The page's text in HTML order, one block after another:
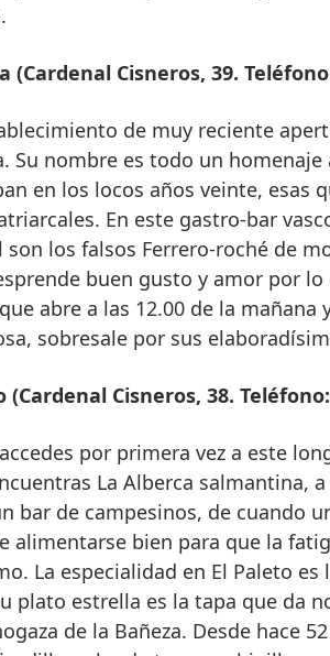
(Cardenal Cisneros, 39.
de muy reciente
Su nombre es todo un
en los locos años veinte, esas
En este gastro-bar
son los falsos Ferrero-roché de
buen gusto y amor por
abre a las 12.00 de la mañana
sobresale por sus
(Cardenal Cisneros, 38.
por primera vez a este
La Alberca salmantina,
bar de campesinos, de cuando
alimentarse bien para que la
La especialidad en El Paleto
plato estrella es la tapa que da
de la Bañeza. Desde hace